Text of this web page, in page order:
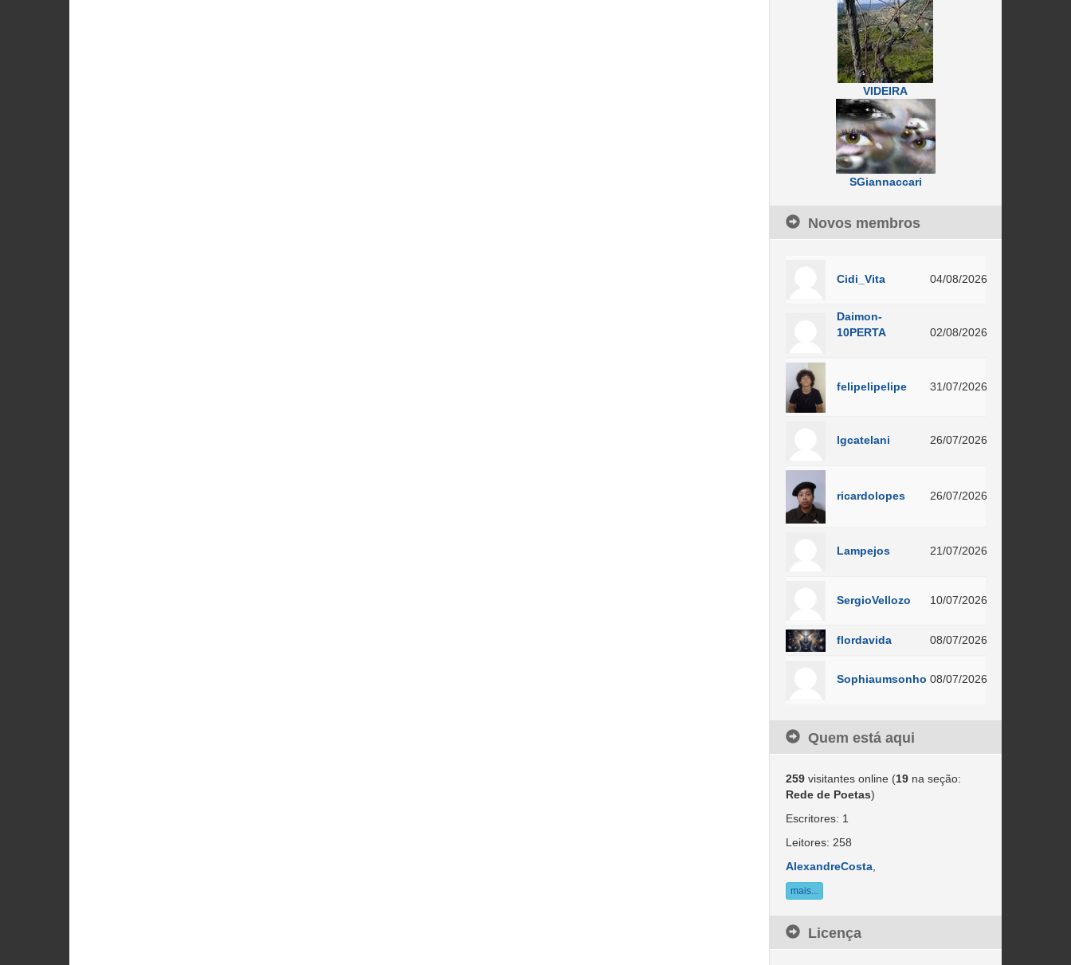
VIDEIRA
SGiannaccari
Novos membros
Cidi_Vita 04/08/2026
Daimon-
10PERTA
02/08/2026
felipelipelipe 31/07/2026
lgcatelani 26/07/2026
ricardolopes 26/07/2026
Lampejos 21/07/2026
SergioVellozo 10/07/2026
flordavida 08/07/2026
Sophiaumsonho 08/07/2026
Quem está aqui
259visitantes online (19na seção:
Rede de Poetas)
Escritores: 1
Leitores: 258
AlexandreCosta,
mais...
Licença